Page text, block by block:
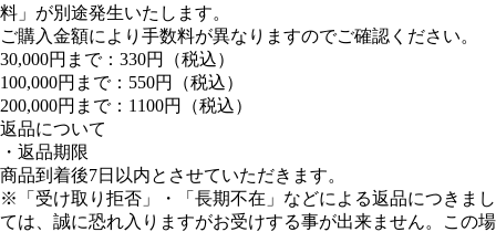
料」が別途発生いたします。
ご購入金額により手数料が異なりますのでご確認ください。
30,000円まで：330円（税込）
100,000円まで：550円（税込）
200,000円まで：1100円（税込）
返品について
・返品期限
商品到着後7日以内とさせていただきます。
※「受け取り拒否」・「長期不在」などによる返品につきまし
ては、誠に恐れ入りますがお受けする事が出来ません。この場